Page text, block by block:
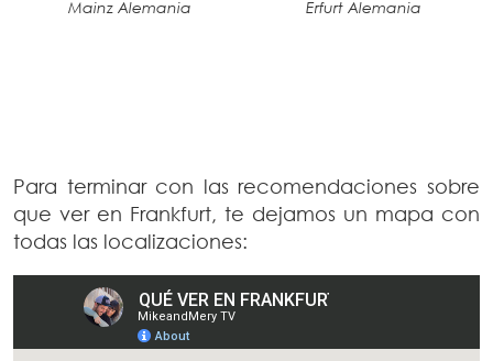
Mainz Alemania Erfurt Alemania
Para terminar con las recomendaciones sobre
que ver en Frankfurt, te dejamos un mapa con
todas las localizaciones: